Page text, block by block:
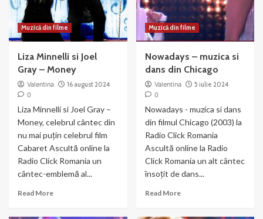
Muzică din filme
Liza Minnelli si Joel
Gray – Money
Valentina
16 august 2024
0
Liza Minnelli si Joel Gray –
Money, celebrul cântec din
nu mai puțin celebrul film
Cabaret Ascultă online la
Radio Click Romania un
cântec-emblemă al...
Read MoreRead
Muzică din filme
Nowadays – muzica si
dans din Chicago
Valentina
5 iulie 2024
0
Nowadays - muzica si dans
din filmul Chicago (2003) la
Radio Click Romania
Ascultă online la Radio
Click Romania un alt cântec
însoțit de dans...
Read MoreRead